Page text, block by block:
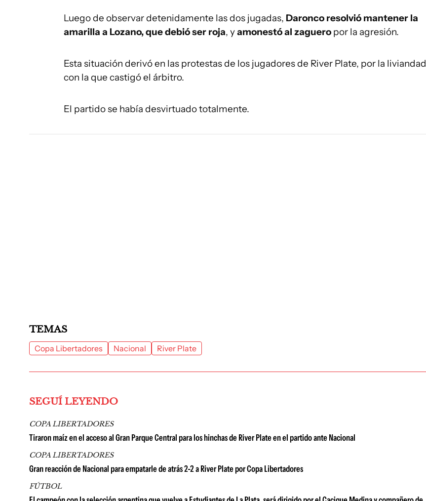
Luego de observar detenidamente las dos jugadas, Daronco resolvió mantener la
amarilla a Lozano, que debió ser roja, yamonestó al zaguero por la agresión.
Esta situación derivó en las protestas de los jugadores de River Plate, por la liviandad
con la que castigó el árbitro.
El partido se había desvirtuado totalmente.
TEMAS
Copa Libertadores Nacional River Plate
SEGUÍ LEYENDO
COPA LIBERTADORES
Tiraron maíz en el acceso al Gran Parque Central para los hinchas de River Plate en el partido ante Nacional
COPA LIBERTADORES
Gran reacción de Nacional para empatarle de atrás 2-2 a River Plate por Copa Libertadores
FÚTBOL